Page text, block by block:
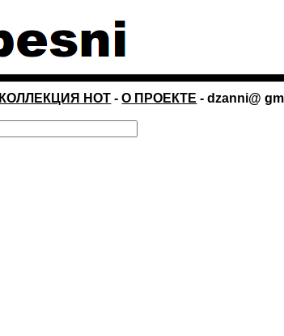
КОЛЛЕКЦИЯ НОТ -О ПРОЕКТЕ - dzanni@